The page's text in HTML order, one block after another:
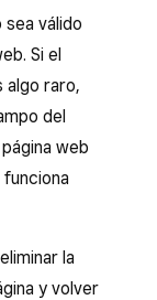
válido
Si el
algo raro,
del
web
la
y volver